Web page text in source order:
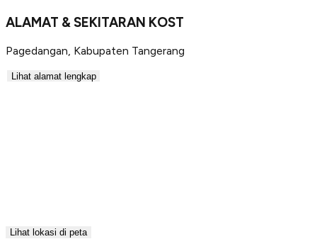
ALAMAT & SEKITARAN KOST
Pagedangan Kabupaten Tangerang
Lihat alamat lengkap
Lihat lokasi di peta